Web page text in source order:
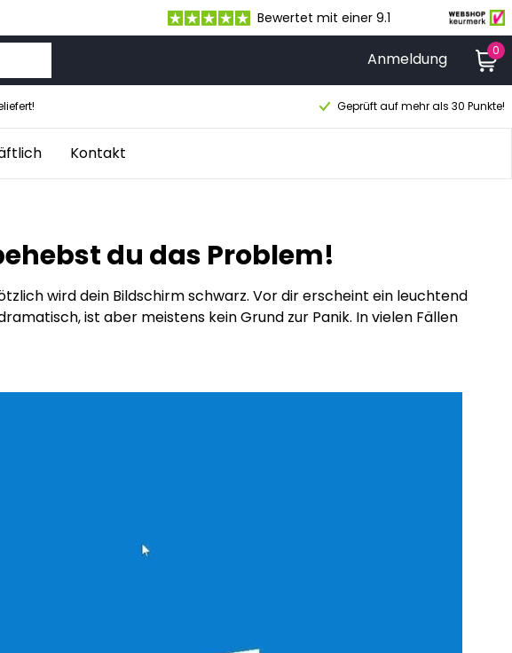
Bewertet mit einer 9.1
Anmeldung 0
Geprüft auf mehr als 30 Punkte!
Kontakt
du das Problem!
wird dein Bildschirm schwarz. Vor dir erscheint ein leuchtend
ist aber meistens kein Grund zur Panik. In vielen Fällen